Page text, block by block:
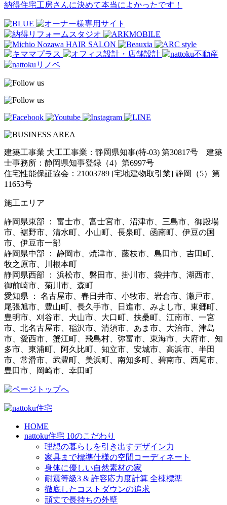
納得住宅工房さんに決めて本当によかったです！
建築工事業 大工工事業：静岡県知事(特-03) 第30817号 建築
士事務所：静岡県知事登録（4）第6997号
住宅性能保証協会：21003789 [宅地建物取引業] 静岡（5）第
11653号
施工エリア
静岡県東部 ： 富士市、富士宮市、沼津市、三島市、御殿場
市、裾野市、清水町、小山町、長泉町、函南町、伊豆の国
市、伊豆市一部
静岡県中部 ： 静岡市、焼津市、藤枝市、島田市、吉田町、
牧之原市、川根本町
静岡県西部 ： 浜松市、磐田市、掛川市、袋井市、湖西市、
御前崎市、菊川市、森町
愛知県 ： 名古屋市、春日井市、小牧市、岩倉市、瀬戸市、
尾張旭市、豊山町、長久手市、日進市、みよし市、東郷町、
豊明市、刈谷市、犬山市、大口町、扶桑町、江南市、一宮
市、北名古屋市、稲沢市、清須市、あま市、大治市、津島
市、愛西市、蟹江町、飛島村、弥富市、東海市、大府市、知
多市、東浦町、阿久比町、知立市、安城市、高浜市、半田
市、常滑市、武豊町、美浜町、南知多町、碧南市、西尾市、
豊田市、岡崎市、幸田町
HOME
nattoku住宅 10のこだわり
理想の暮らしを引き出すデザイン力
家具まで標準仕様の空間コーディネート
身体に優しい自然素材の家
耐震等級3 & 許容応力度計算 全棟標準
徹底したコストダウンの追求
頑丈で長持ちの外壁